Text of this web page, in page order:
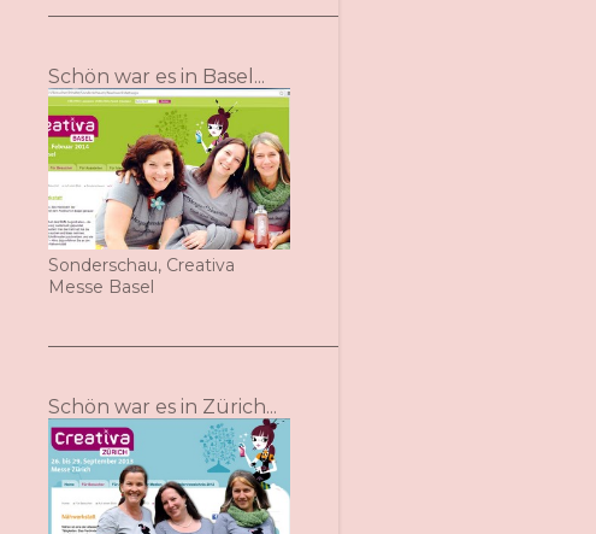
Schön war es in Basel...
Sonderschau, Creativa
Messe Basel
Schön war es in Zürich...